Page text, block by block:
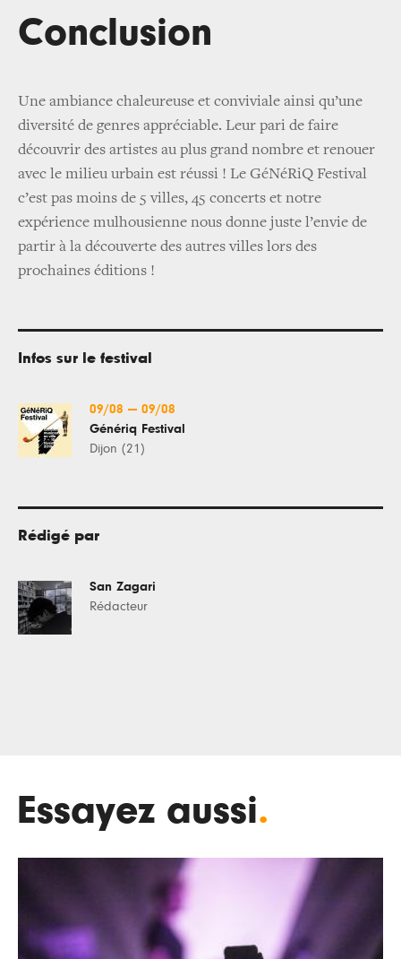
Conclusion
Une ambiance chaleureuse et conviviale ainsi qu’une
diversité de genres appréciable. Leur pari de faire
découvrir des artistes au plus grand nombre et renouer
avec le milieu urbain est réussi ! Le GéNéRiQ Festival
c’est pas moins de 5 villes, 45 concerts et notre
expérience mulhousienne nous donne juste l’envie de
partir à la découverte des autres villes lors des
prochaines éditions !
Infos sur le festival
09/08 — 09/08
Génériq Festival
Dijon (21)
Rédigé par
San Zagari
Rédacteur
Essayez aussi.